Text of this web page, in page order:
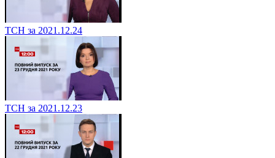
ТСН за 2021.12.24
ТСН за 2021.12.23